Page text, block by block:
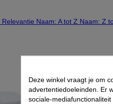
Relevantie Naam: A tot Z Naam: Z
Deze winkel vraagt je om
advertentiedoeleinden. Er
sociale-